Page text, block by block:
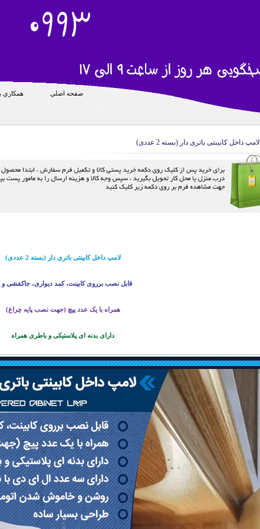
صفحه اصلي همکاري
لامپ داخل کابینتی باتری دار (بسته 2 عددی)
لامپ داخل کابینتی باتری دار (بسته 2 عددی)
قابل نصب برروی کابینت، کمد دیواری، جاکفشی
همراه با یک عدد پیچ (جهت نصب پایه چراغ)
دارای بدنه ای پلاستیکی و باطری همراه